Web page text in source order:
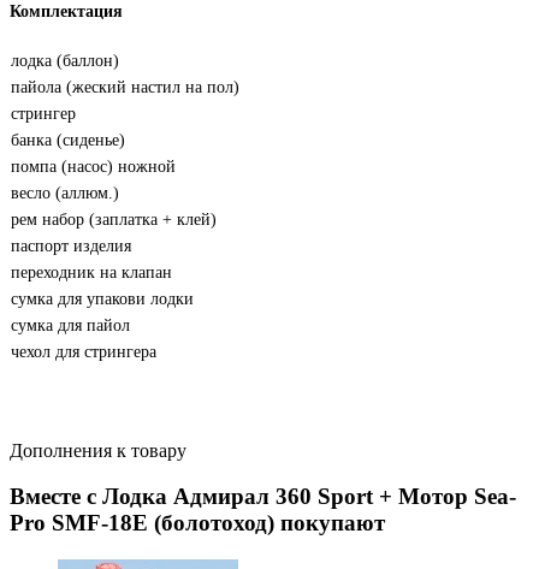
Комплектация
лодка (баллон)
пайола (жеский настил на пол)
стрингер
банка (сиденье)
помпа (насос) ножной
весло (аллюм.)
рем набор (заплатка + клей)
паспорт изделия
переходник на клапан
сумка для упакови лодки
сумка для пайол
чехол для стрингера
Дополнения к товару
Вместе с Лодка Адмирал 360 Sport + Мотор Sea-
Pro SMF-18Е (болотоход) покупают